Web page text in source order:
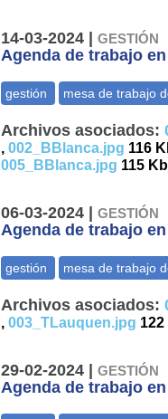
14-03-2024 | GESTIÓN
Agenda de trabajo
Archivos asociados:
, 002_BBlanca.jpg 116
005_BBlanca.jpg 115
06-03-2024 | GESTIÓN
Agenda de trabajo
Archivos asociados:
, 003_TLauquen.jpg 122
29-02-2024 | GESTIÓN
Agenda de trabajo